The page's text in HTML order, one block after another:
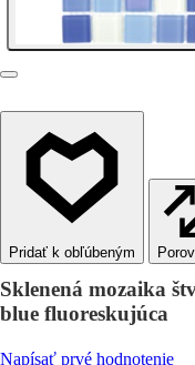
Sklenená mozaika
blue fluoreskujúca
Napísať prvé hodnotenie